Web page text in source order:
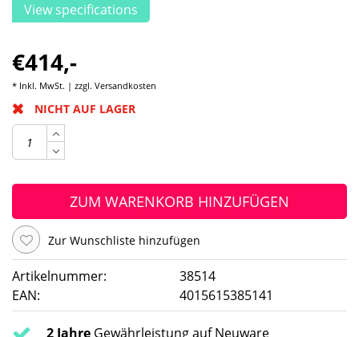
View specifications
€414,-
* Inkl. MwSt. | zzgl. Versandkosten
NICHT AUF LAGER
ZUM WARENKORB HINZUFÜGEN
Zur Wunschliste hinzufügen
Artikelnummer:
38514
EAN:
4015615385141
2 Jahre Gewährleistung auf Neuware